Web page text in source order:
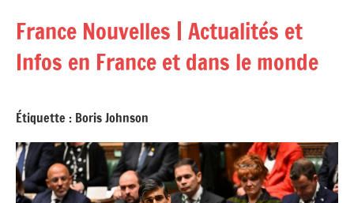
contenu
France Nouvelles | Actualités et
Infos en France et dans le monde
Étiquette : Boris Johnson